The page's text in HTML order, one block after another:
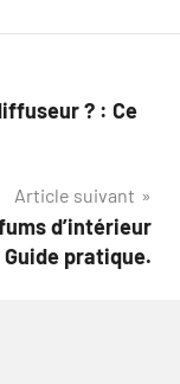
? : Ce
Article suivant
d’intérieur
Guide pratique.